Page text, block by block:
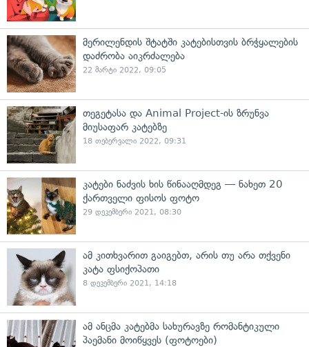
მერილენდის შტატში კატებისთვის ბრჭყალების
დაძრობა აიკრძალება
22 მარტი 2022, 09:05
თეგეტასა და Animal Project-ის ზრუნვა
მიუსაფარ კატებზე
18 თებერვალი 2022, 09:31
კატები ნაძვის ხის წინააღმდეგ — ნახეთ 20
ქართველი ფისოს ფოტო
29 დეკემბერი 2021, 08:30
ამ კითხვარით გაიგებთ, არის თუ არა თქვენი
კატა ფსიქოპათი
8 დეკემბერი 2021, 14:18
ამ ანცმა კატებმა სახურავზე რომანტიკული
პაემანი მოიწყვეს (ფოტოები)